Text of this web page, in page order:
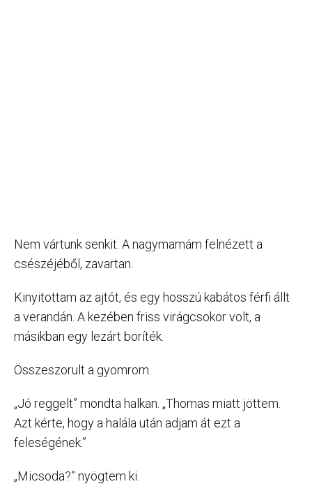
Nem vártunk senkit. A nagymamám felnézett a
csészéjéből, zavartan.
Kinyitottam az ajtót, és egy hosszú kabátos férfi állt
a verandán. A kezében friss virágcsokor volt, a
másikban egy lezárt boríték.
Összeszorult a gyomrom.
„Jó reggelt” mondta halkan. „Thomas miatt jöttem.
Azt kérte, hogy a halála után adjam át ezt a
feleségének.”
„Micsoda?” nyögtem ki.